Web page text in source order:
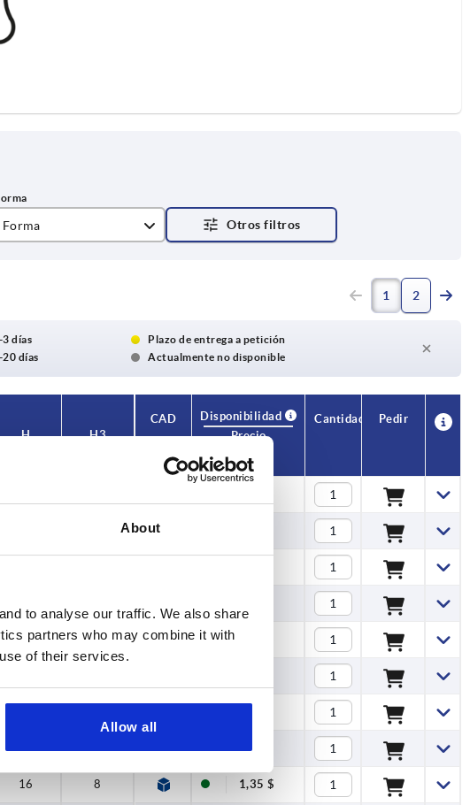
About
to analyse our traffic. We also share
partners who may combine it with
of their services.
Allow all
Forma
1 2
3 días
Plazo de entrega a petición
20 días
Actualmente no disponible
H H3
CAD
Disponibilidad
Precio
Cantidad Pedir
16 8
1,35 $
16 8 1,35 $